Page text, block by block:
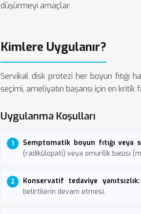
düşürmeyi amaçlar.
Kimlere Uygulanır?
Servikal disk protezi her boyun fıtığı
seçimi, ameliyatın başarısı için en
Uygulanma Koşulları
Semptomatik boyun fıtığı veya
(radikülopati) veya omurilik basısı
Konservatif tedaviye yanıtsızlık:
belirtilerin devam etmesi.